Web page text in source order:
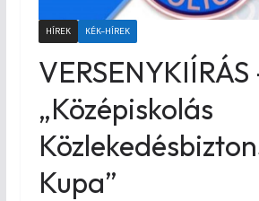
HÍREK KÉK-HÍREK
VERSENYKIÍRÁS
„Középiskolás
Kupa”